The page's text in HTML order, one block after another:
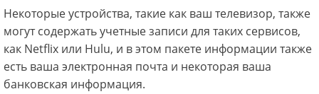
Некоторые устройства, такие как ваш телевизор, также
могут содержать учетные записи для таких сервисов,
как Netflix или Hulu, и в этом пакете информации также
есть ваша электронная почта и некоторая ваша
банковская информация.